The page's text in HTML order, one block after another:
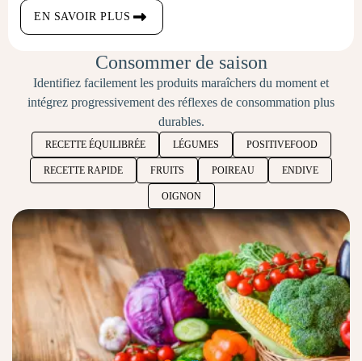
EN SAVOIR PLUS
Consommer de saison
Identifiez facilement les produits maraîchers du moment et
intégrez progressivement des réflexes de consommation plus
durables.
RECETTE ÉQUILIBRÉE LÉGUMES POSITIVEFOOD
RECETTE RAPIDE FRUITS POIREAU ENDIVE
OIGNON